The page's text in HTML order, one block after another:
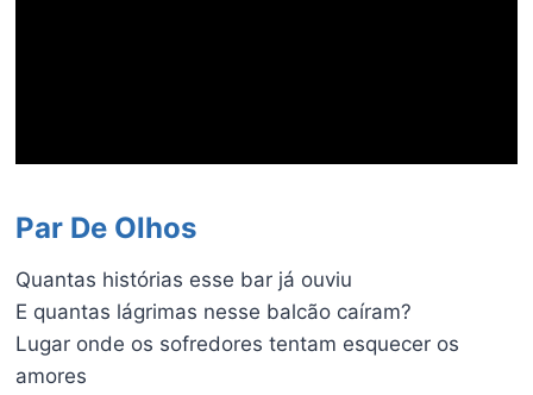
Par De Olhos
Quantas histórias esse bar já ouviu
E quantas lágrimas nesse balcão caíram?
Lugar onde os sofredores tentam esquecer os
amores